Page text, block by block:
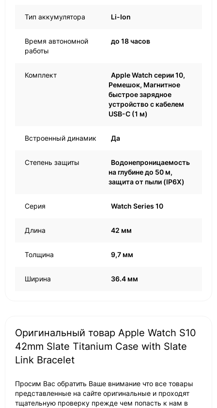
Тип аккумулятора Li-Ion
Время автономной
работы
до 18 часов
Комплект
Apple Watch серии 10,
Ремешок, Магнитное
быстрое зарядное
устройство с кабелем
USB-C (1 м)
Встроенный динамик Да
Степень защиты
Водонепроницаемость
на глубине до 50 м,
защита от пыли (IP6X)
Серия Watch Series 10
Длина 42 мм
Толщина 9,7 мм
Ширина 36.4 мм
Оригинальный товар Apple Watch S10
42mm Slate Titanium Case with Slate
Link Bracelet
Просим Вас обратить Ваше внимание что все товары
представленные на сайте оригинальные и проходят
тщательную проверку прежде чем попасть к нам в